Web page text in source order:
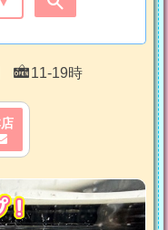
11-19時
！